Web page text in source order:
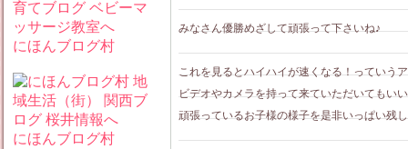
みなさん優勝めざして頑張って下さいね♪
これを見るとハイハイが速くなる！っていう
ビデオやカメラを持って来ていただいてもい
頑張っているお子様の様子を是非いっぱい残
にほんブログ村
にほんブログ村